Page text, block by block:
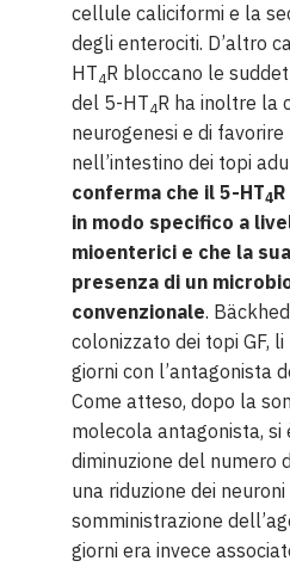
cellule caliciformi e la
degli enterociti. D’altro
HT4R bloccano le
del 5-HT4R ha inoltre la
neurogenesi e di
nell’intestino dei topi
conferma che il 5-HT4
in modo specifico a
mioenterici e che la
presenza di un
convenzionale.
colonizzato dei topi GF,
giorni con l’antagonista
Come atteso, dopo la
molecola antagonista, si
diminuzione del numero
una riduzione dei
somministrazione
giorni era invece